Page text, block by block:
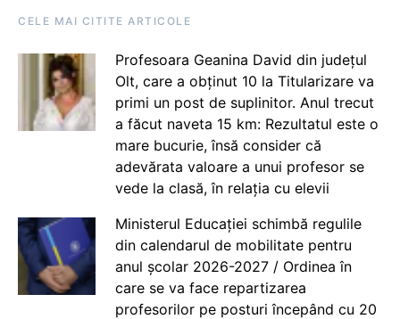
CELE MAI CITITE ARTICOLE
Profesoara Geanina David din județul
Olt, care a obținut 10 la Titularizare va
primi un post de suplinitor. Anul trecut
a făcut naveta 15 km: Rezultatul este o
mare bucurie, însă consider că
adevărata valoare a unui profesor se
vede la clasă, în relația cu elevii
Ministerul Educației schimbă regulile
din calendarul de mobilitate pentru
anul școlar 2026-2027 / Ordinea în
care se va face repartizarea
profesorilor pe posturi începând cu 20